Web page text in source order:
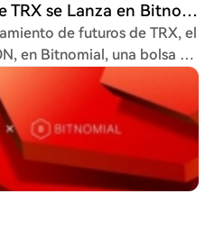
millones de transacciones.
destacó que este
digitales a los mercados
que el mercado de
uno de los activos digitales
cumple un hito clave
un historial de negociación.
opera una plataforma
El Listado de Futuros de TRX se Lanza en Bitnomial, Ampliando el Acceso Regulado a Derivados en EE.UU. para TRON
de futuros de TRX, el
en Bitnomial, una bolsa y
por la CFTC en
lista proporciona un
para TRX, ofreciendo a
elegibles una
su exposición a
facilita tarifas
contratos inteligentes,